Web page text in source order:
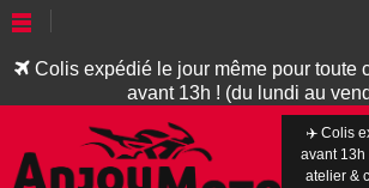
Colis expédié le jour même pour toute
avant 13h ! (du lundi au
✈️ Colis
avant
atelier &